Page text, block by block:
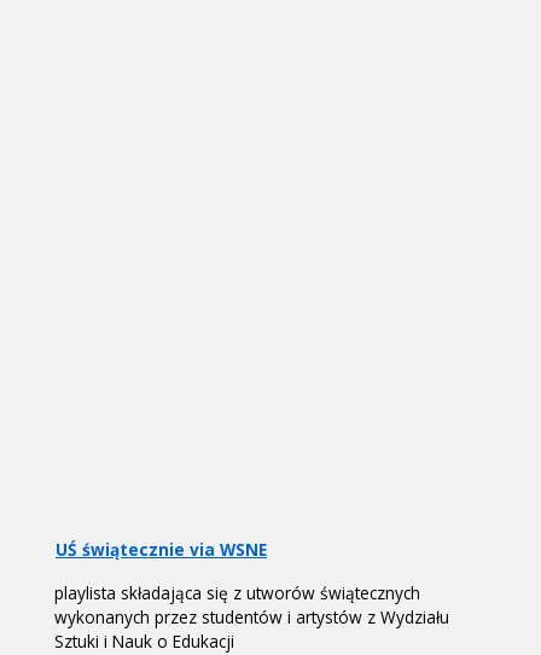
UŚ świątecznie via WSNE
playlista składająca się z utworów świątecznych
wykonanych przez studentów i artystów z Wydziału
Sztuki i Nauk o Edukacji